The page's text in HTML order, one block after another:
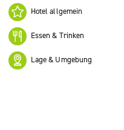
Hotel allgemein
Essen & Trinken
Lage & Umgebung